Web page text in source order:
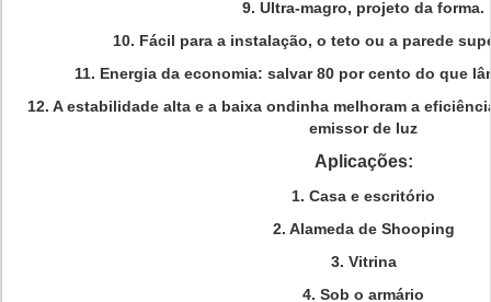
9. Ultra-magro, projeto da forma.
10. Fácil para a instalação, o teto ou a parede
11. Energia da economia: salvar 80 por cento do que
12. A estabilidade alta e a baixa ondinha melhoram a
emissor de luz
Aplicações:
1. Casa e escritório
2. Alameda de Shooping
3. Vitrina
4. Sob o armário